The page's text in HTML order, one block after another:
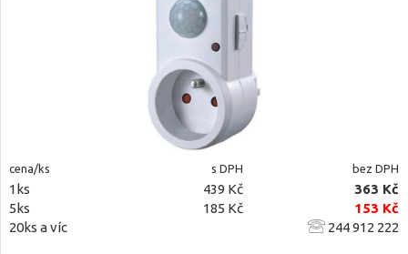
cena/ks s DPH bez DPH
1ks 439 Kč
363 Kč
5ks
185 Kč
153 Kč
20ks a víc
244 912 222